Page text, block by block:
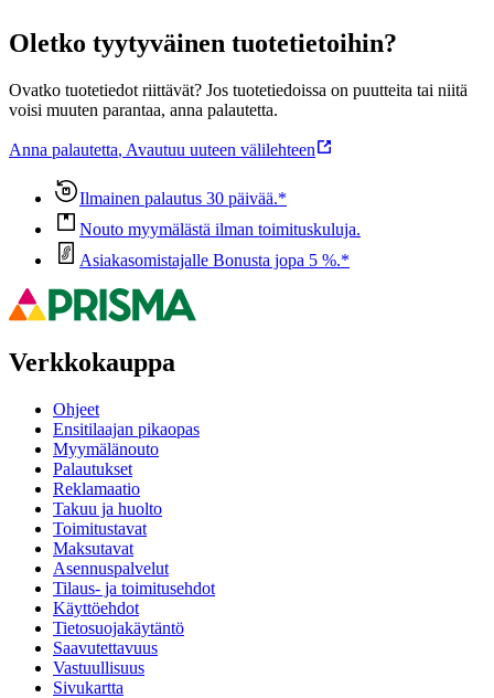
Oletko tyytyväinen tuotetietoihin?
Ovatko tuotetiedot riittävät? Jos tuotetiedoissa on puutteita tai niitä
voisi muuten parantaa, anna palautetta.
Anna palautetta, Avautuu uuteen välilehteen
Ilmainen palautus 30 päivää.*
Nouto myymälästä ilman toimituskuluja.
Asiakasomistajalle Bonusta jopa 5 %.*
Verkkokauppa
Ohjeet
Ensitilaajan pikaopas
Myymälänouto
Palautukset
Reklamaatio
Takuu ja huolto
Toimitustavat
Maksutavat
Asennuspalvelut
Tilaus- ja toimitusehdot
Käyttöehdot
Tietosuojakäytäntö
Saavutettavuus
Vastuullisuus
Sivukartta